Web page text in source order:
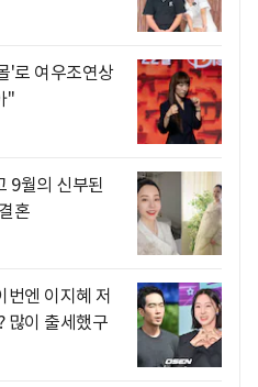
'로 여우조연상
"
9월의 신부된
혼
엔 이지혜 저
많이 출세했구